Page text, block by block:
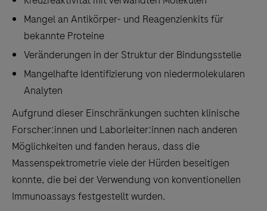
Mangel an Antikörper- und Reagenzienkits für
bekannte Proteine
Veränderungen in der Struktur der Bindungsstelle
Mangelhafte Identifizierung von niedermolekularen
Analyten
Aufgrund dieser Einschränkungen suchten klinische
Forscher:innen und Laborleiter:innen nach anderen
Möglichkeiten und fanden heraus, dass die
Massenspektrometrie viele der Hürden beseitigen
konnte, die bei der Verwendung von konventionellen
Immunoassays festgestellt wurden.